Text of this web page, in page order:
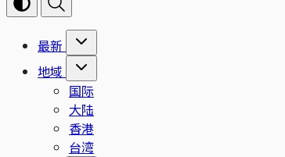
最新
地域
国际
大陆
香港
台湾